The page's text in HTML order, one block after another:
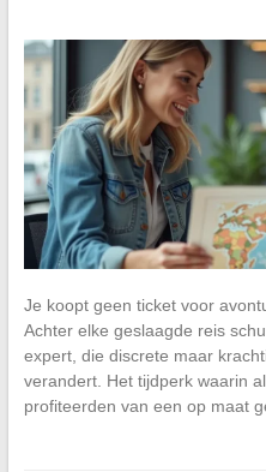
Je koopt geen ticket voor
Achter elke geslaagde reis
expert, die discrete maar
verandert. Het tijdperk waarin
profiteerden van een op maat